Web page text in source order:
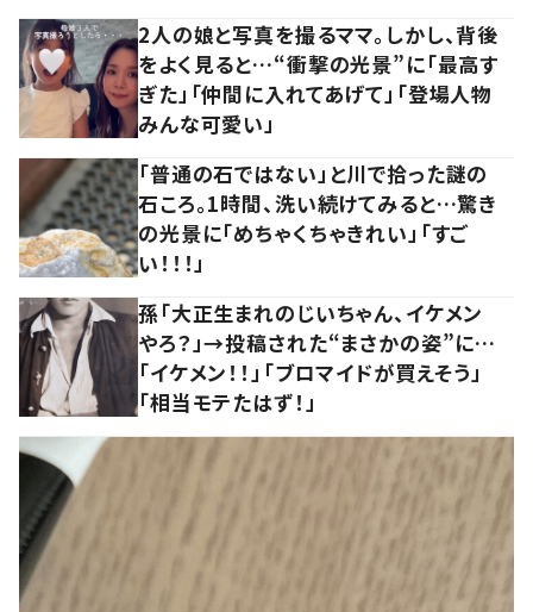
2人の娘と写真を撮るママ。しかし、背後
をよく見ると…“衝撃の光景”に「最高す
ぎた」「仲間に入れてあげて」「登場人物
みんな可愛い」
「普通の石ではない」と川で拾った謎の
石ころ。1時間、洗い続けてみると…驚き
の光景に「めちゃくちゃきれい」「すご
い！！！」
孫「大正生まれのじいちゃん、イケメン
やろ？」→投稿された“まさかの姿”に…
「イケメン！！」「ブロマイドが買えそう」
「相当モテたはず！」